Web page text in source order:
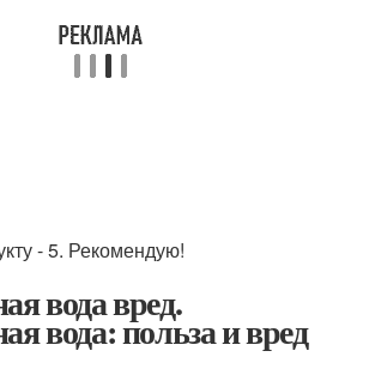
- 5. Рекомендую!
вода вред.
вода: польза и вред